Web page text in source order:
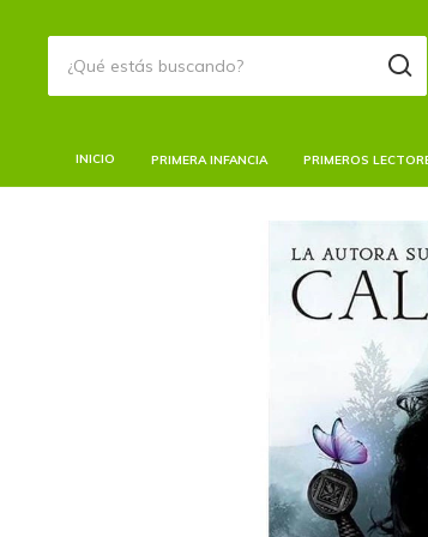
INICIO PRIMERA INFANCIA PRIMEROS